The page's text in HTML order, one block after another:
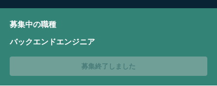
募集中の職種
バックエンドエンジニア
募集終了しました